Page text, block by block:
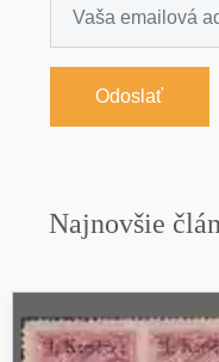
Odoslať
Najnovšie